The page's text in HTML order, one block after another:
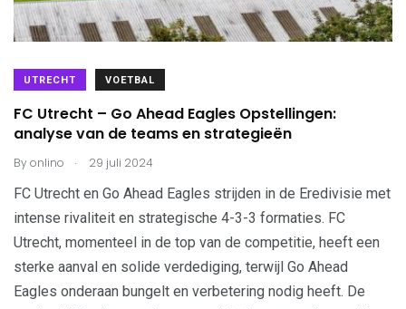
UTRECHT VOETBAL
FC Utrecht – Go Ahead Eagles Opstellingen:
analyse van de teams en strategieën
Byonlino . 29 juli 2024
FC Utrecht en Go Ahead Eagles strijden in de Eredivisie met
intense rivaliteit en strategische 4-3-3 formaties. FC
Utrecht, momenteel in de top van de competitie, heeft een
sterke aanval en solide verdediging, terwijl Go Ahead
Eagles onderaan bungelt en verbetering nodig heeft. De